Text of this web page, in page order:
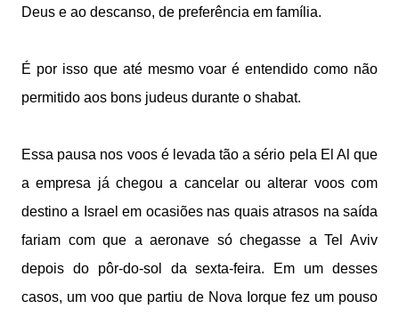
Deus e ao descanso, de preferência em família.
É por isso que até mesmo voar é entendido como não
permitido aos bons judeus durante o shabat.
Essa pausa nos voos é levada tão a sério pela El Al que
a empresa já chegou a cancelar ou alterar voos com
destino a Israel em ocasiões nas quais atrasos na saída
fariam com que a aeronave só chegasse a Tel Aviv
depois do pôr-do-sol da sexta-feira. Em um desses
casos, um voo que partiu de Nova Iorque fez um pouso